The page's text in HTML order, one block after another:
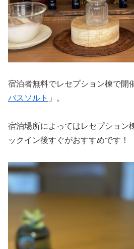
宿泊者無料でレセプション棟で開
バスソルト 」。
宿泊場所によってはレセプション
ックイン後すぐがおすすめです！